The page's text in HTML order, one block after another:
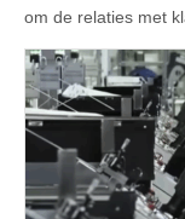
om de relaties met